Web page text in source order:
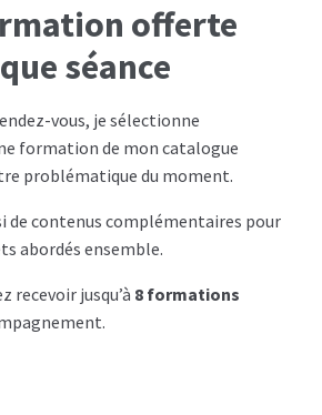
offerte
séance
vous, je sélectionne
formation de mon catalogue
problématique du moment.
de contenus complémentaires pour
abordés ensemble.
recevoir jusqu’à 8 formations